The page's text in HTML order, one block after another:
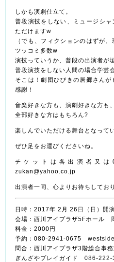
しかも演劇仕立て。
普段演技をしない、ミュージシ
ただけますw
（でも、フィクションのはずが
ツッコミ多数w
演技っていうか、普段の出演者が
普段演技をしない人間の場合学芸
そこは！劇団ひびきの居郷さんが
感謝！
音楽好きな方も、演劇好きな方も
全部好きな方はもちろん?
楽しんでいただける舞台となって
ぜひ足をお運びくださいね。
チケットは各出演者又は
zukan@yahoo.co.jp
出演者一同、心よりお待ちしてお
日時：2017年 2月 26日（日）開
会場：西川アイプラザ5Fホール
料金：2000円
予約：080-2941-0675
問合：西川アイプラザ3階総合事
ぎんざやプレイガイド 086-222-